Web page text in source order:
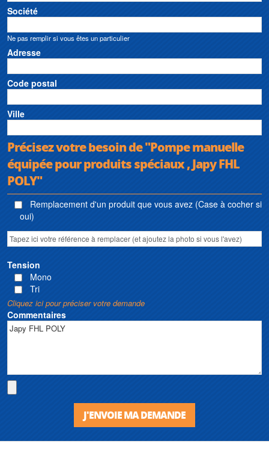
Société
Ne pas remplir si vous êtes un particulier
Adresse
Code postal
Ville
Précisez votre besoin de "Pompe manuelle
équipée pour produits spéciaux , Japy FHL
POLY"
Remplacement d'un produit que vous avez (Case à cocher si
oui)
Tension
Mono
Tri
Cliquez ici pour préciser votre demande
Commentaires
J'ENVOIE MA DEMANDE